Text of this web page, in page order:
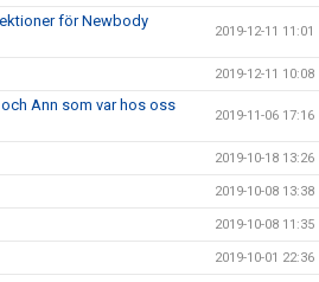
för Newbody
2019-12-11 11:01
2019-12-11 10:08
Ann som var hos oss
2019-11-06 17:16
2019-10-18 13:26
2019-10-08 13:38
2019-10-08 11:35
2019-10-01 22:36